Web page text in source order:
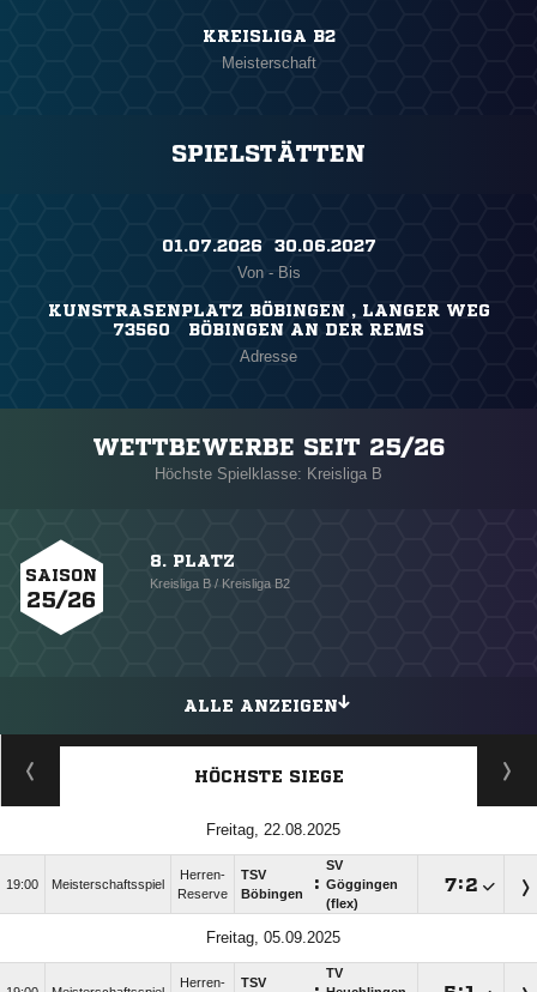
KREISLIGA B2
Meisterschaft
SPIELSTÄTTEN
01.07.2026 ​ 30.06.2027
Von - Bis
KUNSTRASENPLATZ BÖBINGEN , LANGER WEG
73560 BÖBINGEN AN DER REMS
Adresse
WETTBEWERBE SEIT 25/26
Höchste Spielklasse: Kreisliga B
SAISON
25/26
8. PLATZ
Kreisliga B / Kreisliga B2
ALLE ANZEIGEN
HÖCHSTE SIEGE
Freitag, 22.08.2025
19:00 Meisterschaftsspiel
Herren-
Reserve
TSV
Böbingen
:
SV
Göggingen
(flex)
:
Freitag, 05.09.2025
Herren- TSV
TV